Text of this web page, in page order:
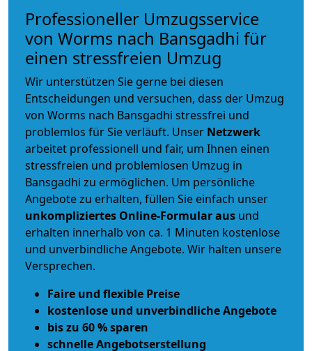
Professioneller Umzugsservice
von Worms nach Bansgadhi für
einen stressfreien Umzug
Wir unterstützen Sie gerne bei diesen
Entscheidungen und versuchen, dass der Umzug
von Worms nach Bansgadhi stressfrei und
problemlos für Sie verläuft. Unser Netzwerk
arbeitet professionell und fair, um Ihnen einen
stressfreien und problemlosen Umzug in
Bansgadhi zu ermöglichen. Um persönliche
Angebote zu erhalten, füllen Sie einfach unser
unkompliziertes Online-Formular aus und
erhalten innerhalb von ca. 1 Minuten kostenlose
und unverbindliche Angebote. Wir halten unsere
Versprechen.
Faire und flexible Preise
kostenlose und unverbindliche Angebote
bis zu 60 % sparen
schnelle Angebotserstellung